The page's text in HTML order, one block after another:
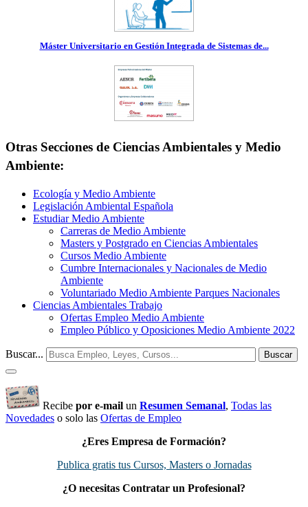
Máster Universitario en Gestión Integrada de Sistemas de...
Otras Secciones de Ciencias Ambientales y Medio
Ambiente:
Ecología y Medio Ambiente
Legislación Ambiental Española
Estudiar Medio Ambiente
Carreras de Medio Ambiente
Masters y Postgrado en Ciencias Ambientales
Cursos Medio Ambiente
Cumbre Internacionales y Nacionales de Medio
Ambiente
Voluntariado Medio Ambiente Parques Nacionales
Ciencias Ambientales Trabajo
Ofertas Empleo Medio Ambiente
Empleo Público y Oposiciones Medio Ambiente 2022
Buscar... Buscar
Recibe por e-mail un Resumen Semanal, Todas las
Novedades o solo las Ofertas de Empleo
¿Eres Empresa de Formación?
Publica gratis tus Cursos, Masters o Jornadas
¿O necesitas Contratar un Profesional?